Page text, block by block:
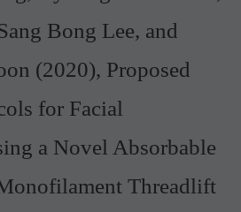
Bong Lee, and
(2020), Proposed
for Facial
a Novel Absorbable
Threadlift